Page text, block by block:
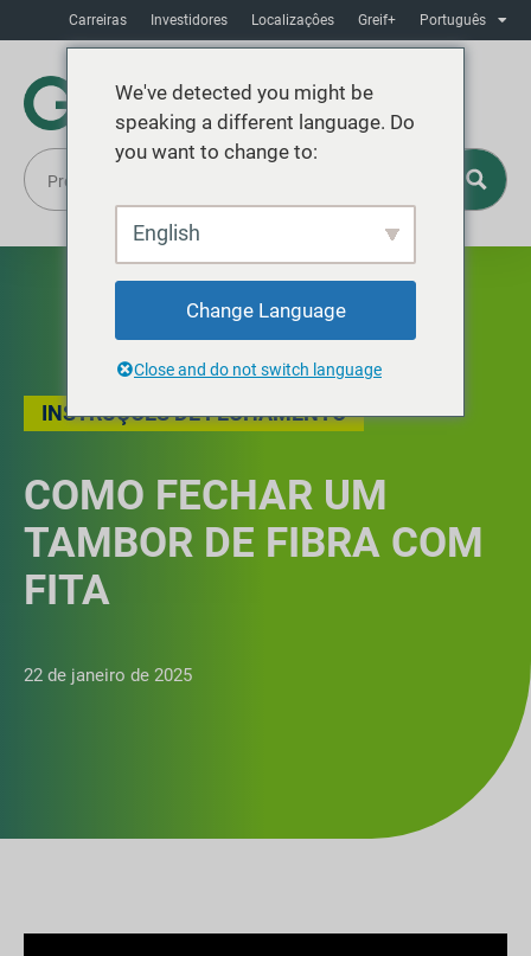
Carreiras Investidores Localizaçôes Greif+ Português
INSTRUÇÕES DE FECHAMENTO
COMO FECHAR UM
TAMBOR DE FIBRA COM
FITA
22 de janeiro de 2025
We've detected you might be
speaking a different language. Do
you want to change to:
English
Change Language
Close and do not switch language